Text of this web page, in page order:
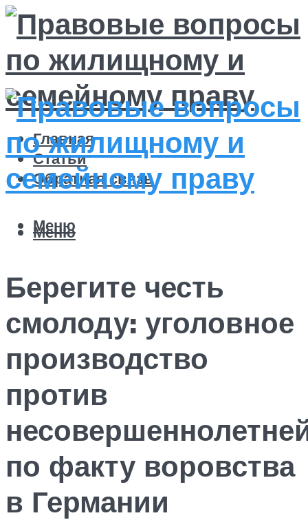
Главная
Статьи
Обратная связь
Меню
Меню
Берегите честь
смолоду: уголовное
производство
против
по факту воровства
в Германии